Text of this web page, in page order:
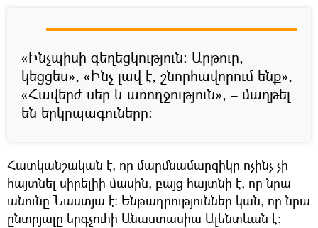
«Ինչպիսի գեղեցկություն։ Արթուր,
կեցցես», «Ինչ լավ է, շնորհավորում ենք»,
«Հավերժ սեր և առողջություն», – մաղթել
են երկրպագուները։
Հատկանշական է, որ մարմնամարզիկը ոչինչ չի
հայտնել սիրելիի մասին, բայց հայտնի է, որ նրա
անունը Նաստյա է։ Ենթադրություններ կան, որ նրա
ընտրյալը երգչուհի Անաստասիա Ալենտևան է։